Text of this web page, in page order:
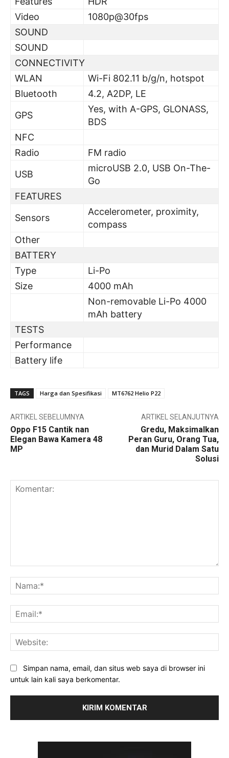
Video
1080p@30fps
SOUND
SOUND
CONNECTIVITY
WLAN
Wi-Fi 802.11 b/g/n, hotspot
Bluetooth
4.2, A2DP, LE
GPS
Yes, with A-GPS, GLONASS,
BDS
NFC
Radio
FM radio
USB
microUSB 2.0, USB On-The-
Go
FEATURES
Sensors
Accelerometer, proximity,
compass
Other
BATTERY
Type
Li-Po
Size
4000 mAh
Non-removable Li-Po 4000
mAh battery
TESTS
Performance
Battery life
TAGS Harga dan Spesifikasi MT6762 Helio P22
ARTIKEL SEBELUMNYA
Oppo F15 Cantik nan
Elegan Bawa Kamera 48
MP
ARTIKEL SELANJUTNYA
Gredu, Maksimalkan
Peran Guru, Orang Tua,
dan Murid Dalam Satu
Solusi
Simpan nama, email, dan situs web saya di browser ini
untuk lain kali saya berkomentar.